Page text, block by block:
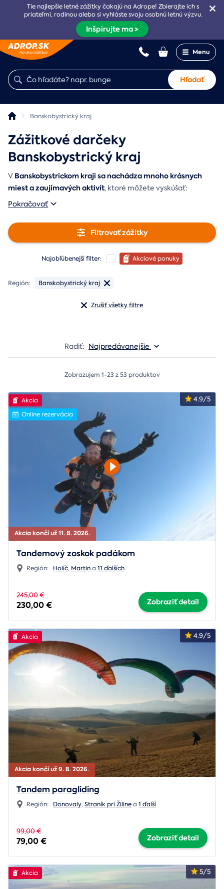
Tie najlepšie letné zážitky čakajú na Adrope! Zbierajte ich s
priateľmi, rodinou alebo si vyhláste svoju osobnú letnú výzvu.
Inšpirujte ma >
Menu
Hľadať
Banskobystrický kraj
Zážitkové darčeky
Banskobystrický kraj
V Banskobystrickom kraji sa nachádza mnoho krásnych
miest a zaujímavých aktivít, ktoré môžete vyskúšať:
Pokračovať
Filtrovať zážitky
Najobľúbenejší filter: Akciové ponuky
Región: Banskobystrický kraj
Zrušiť všetky filtre
Radiť: Najpredávanejšie
Zobrazujem 1-23 z 53 produktov
Akcia končí už 11. 8. 2026.
4.9/5
Akcia
Online rezervácia
Tandemový zoskok padákom
Región: Holíč, Martina 11 ďalších
245,00 €
230,00 € Zobraziť detail
Akcia končí už 9. 8. 2026.
4.9/5
Akcia
Tandem paragliding
Región: Donovaly,Straník pri Žilinea 1 ďalší
99,00 €
79,00 € Zobraziť detail
5/5
Akcia